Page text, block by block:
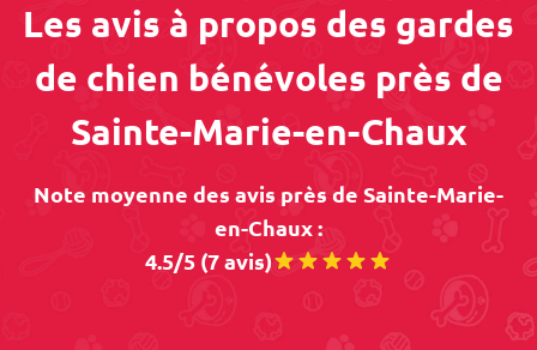
Les avis à propos des gardes
de chien bénévoles près de
Sainte-Marie-en-Chaux
Note moyenne des avis près de Sainte-Marie-
en-Chaux :
4.5/5 (7 avis)